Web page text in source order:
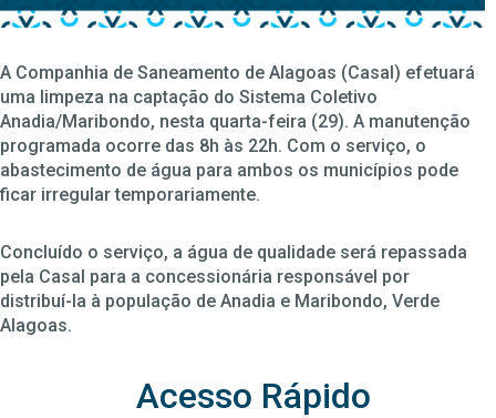
A Companhia de Saneamento de Alagoas (Casal) efetuará
uma limpeza na captação do Sistema Coletivo
Anadia/Maribondo, nesta quarta-feira (29). A manutenção
programada ocorre das 8h às 22h. Com o serviço, o
abastecimento de água para ambos os municípios pode
ficar irregular temporariamente.
Concluído o serviço, a água de qualidade será repassada
pela Casal para a concessionária responsável por
distribuí-la à população de Anadia e Maribondo, Verde
Alagoas.
Acesso Rápido